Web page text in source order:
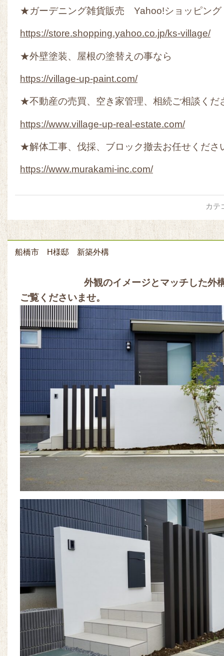
★ガーデニング雑貨販売 Yahoo!ショッピング
https://store.shopping.yahoo.co.jp/ks-village/
★外壁塗装、屋根の塗替えの事なら
https://village-up-paint.com/
★不動産の売買、空き家管理、相続ご相談くだ
https://www.village-up-real-estate.com/
★解体工事、伐採、ブロック撤去お任せくださ
https://www.murakami-inc.com/
カテ
船橋市 H様邸 新築外構
外観のイメージとマッチした外
ご覧くださいませ。